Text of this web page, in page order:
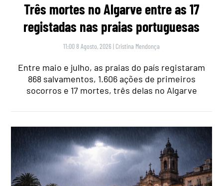
Três mortes no Algarve entre as 17
registadas nas praias portuguesas
11:00 8 Agosto, 2026 | Cristina Mendonça
Entre maio e julho, as praias do país registaram
868 salvamentos, 1.606 ações de primeiros
socorros e 17 mortes, três delas no Algarve